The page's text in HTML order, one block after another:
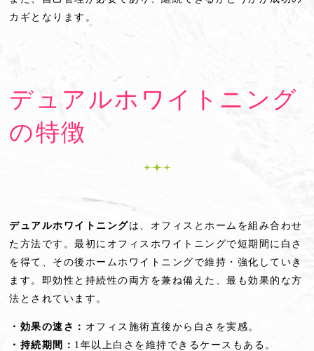
カギとなります。
デュアルホワイトニング
の特徴
デュアルホワイトニングは、オフィスとホームを組み合わせ
た方法です。最初にオフィスホワイトニングで短期間に白さ
を得て、その後ホームホワイトニングで維持・強化していき
ます。即効性と持続性の両方を兼ね備えた、最も効果的な方
法とされています。
・効果の速さ： オフィス施術直後から白さを実感。
・持続期間： 1年以上白さを維持できるケースもある。